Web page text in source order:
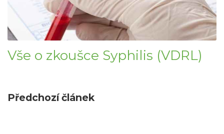
Vše o zkoušce Syphilis (VDRL)
Předchozí článek